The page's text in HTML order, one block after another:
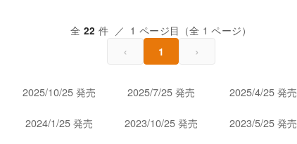
全 22 件 ／ 1 ページ目（全 1 ページ）
‹ 1 ›
2025/10/25 発売 2025/7/25 発売 2025/4/25 発売
2024/1/25 発売 2023/10/25 発売 2023/5/25 発売